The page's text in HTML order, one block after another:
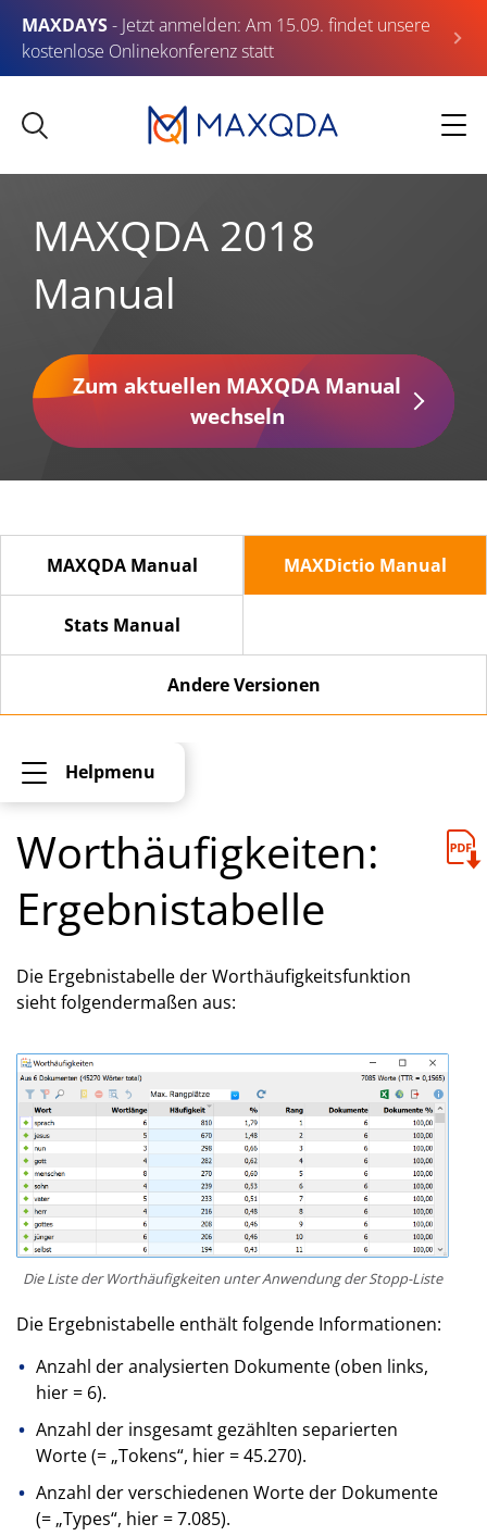
MAXDAYS- Jetzt anmelden: Am 15.09. findet unsere
kostenlose Onlinekonferenz statt
MAXQDA 2018
Manual
Zum aktuellen MAXQDA Manual
wechseln
MAXQDA Manual MAXDictio Manual
Stats Manual
Andere Versionen
Helpmenu
Worthäufigkeiten:
Ergebnistabelle
Die Ergebnistabelle der Worthäufigkeitsfunktion
sieht folgendermaßen aus:
Die Liste der Worthäufigkeiten unter Anwendung der Stopp-Liste
Die Ergebnistabelle enthält folgende Informationen:
Anzahl der analysierten Dokumente (oben links,
hier = 6).
Anzahl der insgesamt gezählten separierten
Worte (= „Tokens“, hier = 45.270).
Anzahl der verschiedenen Worte der Dokumente
(= „Types“, hier = 7.085).